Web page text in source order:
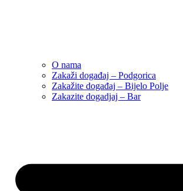
O nama
Zakaži događaj – Podgorica
Zakažite događaj – Bijelo Polje
Zakazite dogadjaj – Bar